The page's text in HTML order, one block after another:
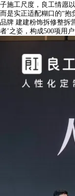
子施工尺度，良工情愿
而是实正适配糊口的“抱
品牌 建建粉饰拆修整拆
者’之姿，构成500项用